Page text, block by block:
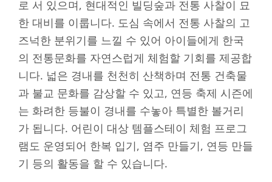
로 서 있으며, 현대적인 빌딩숲과 전통 사찰이 묘
한 대비를 이룹니다. 도심 속에서 전통 사찰의 고
즈넉한 분위기를 느낄 수 있어 아이들에게 한국
의 전통문화를 자연스럽게 체험할 기회를 제공합
니다. 넓은 경내를 천천히 산책하며 전통 건축물
과 불교 문화를 감상할 수 있고, 연등 축제 시즌에
는 화려한 등불이 경내를 수놓아 특별한 볼거리
가 됩니다. 어린이 대상 템플스테이 체험 프로그
램도 운영되어 한복 입기, 염주 만들기, 연등 만들
기 등의 활동을 할 수 있습니다.